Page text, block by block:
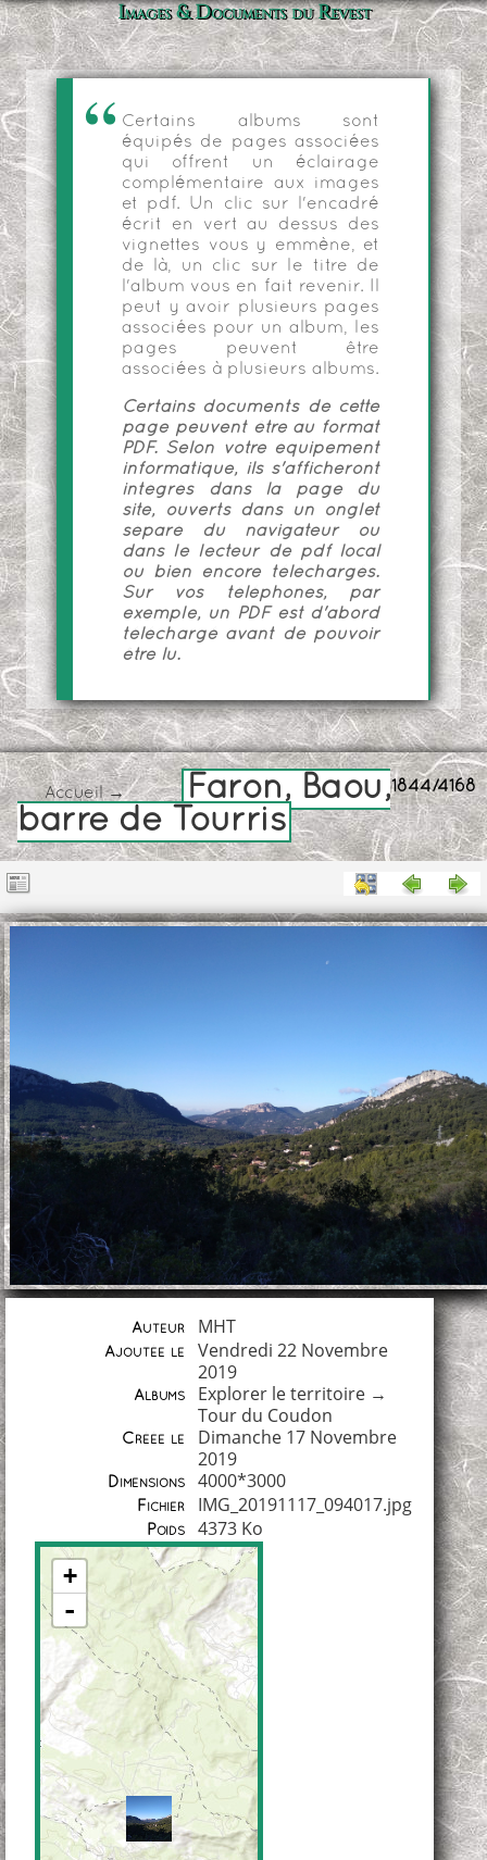
Images & Documents du Revest
Certains albums sont
équipés de pages associées
qui offrent un éclairage
complémentaire aux images
et pdf. Un clic sur l'encadré
écrit en vert au dessus des
vignettes vous y emmène, et
de là, un clic sur le titre de
l'album vous en fait revenir. Il
peut y avoir plusieurs pages
associées pour un album, les
pages peuvent être
associées à plusieurs albums.
Certains documents de cette
page peuvent être au format
PDF. Selon votre équipement
informatique, ils s'afficheront
intégrés dans la page du
site, ouverts dans un onglet
séparé du navigateur ou
dans le lecteur de pdf local
ou bien encore téléchargés.
Sur vos téléphones, par
exemple, un PDF est d'abord
téléchargé avant de pouvoir
être lu.
1844/4168
Accueil→
Faron, Baou,
barre de Tourris
Auteur MHT
Ajoutée le
Vendredi 22 Novembre
2019
Albums Explorer le territoire→
Tour du Coudon
Créée le
Dimanche 17 Novembre
2019
Dimensions 4000*3000
Fichier IMG_20191117_094017.jpg
Poids 4373 Ko
+
-